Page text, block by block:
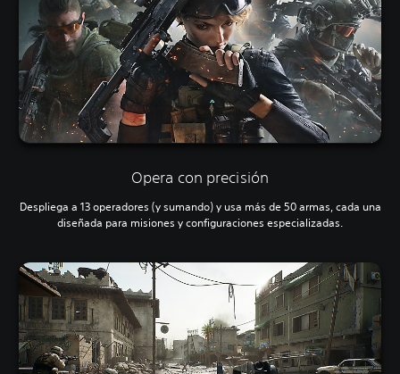
Opera con precisión
Despliega a 13 operadores (y sumando) y usa más de 50 armas, cada una
diseñada para misiones y configuraciones especializadas.